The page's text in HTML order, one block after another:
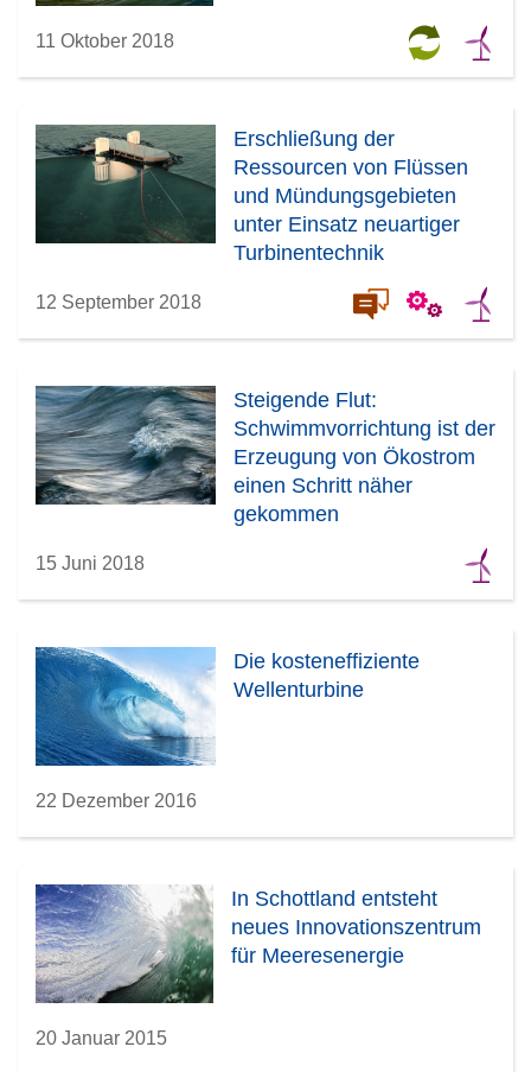
11 Oktober 2018
Erschließung der
Ressourcen von Flüssen
und Mündungsgebieten
unter Einsatz neuartiger
Turbinentechnik
12 September 2018
Steigende Flut:
Schwimmvorrichtung ist der
Erzeugung von Ökostrom
einen Schritt näher
gekommen
15 Juni 2018
Die kosteneffiziente
Wellenturbine
22 Dezember 2016
In Schottland entsteht
neues Innovationszentrum
für Meeresenergie
20 Januar 2015